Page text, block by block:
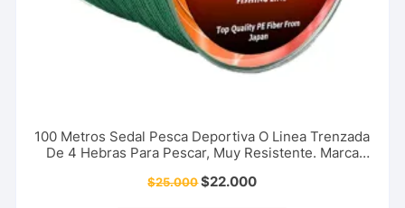
100 Metros Sedal Pesca Deportiva O Linea Trenzada
De 4 Hebras Para Pescar, Muy Resistente. Marca
$25.000$22.000